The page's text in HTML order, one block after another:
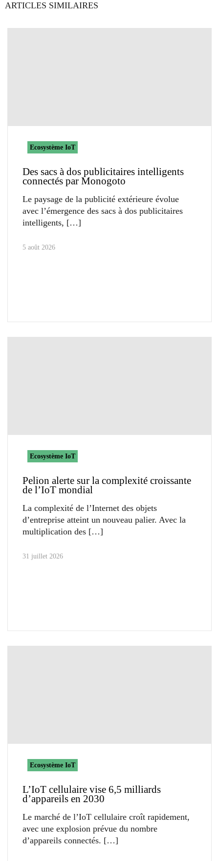
ARTICLES SIMILAIRES
Ecosystème IoT
Des sacs à dos publicitaires intelligents
connectés par Monogoto
Le paysage de la publicité extérieure évolue
avec l’émergence des sacs à dos publicitaires
intelligents,
5 août 2026
Ecosystème IoT
Pelion alerte sur la complexité croissante
de l’IoT mondial
La complexité de l’Internet des objets
d’entreprise atteint un nouveau palier. Avec la
multiplication des
31 juillet 2026
Ecosystème IoT
L’IoT cellulaire vise 6,5 milliards
d’appareils en 2030
Le marché de l’IoT cellulaire croît rapidement,
avec une explosion prévue du nombre
d’appareils connectés.